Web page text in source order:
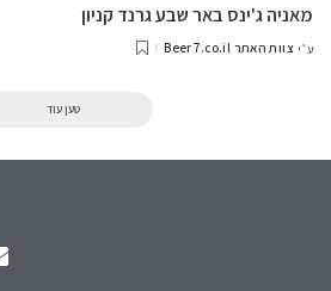
מאניה ג'ינס באר שבע גרנד קניון
ע״י צוות האתר Beer7.co.il
טען עוד